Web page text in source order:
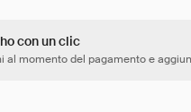
con un clic
al momento del pagamento e